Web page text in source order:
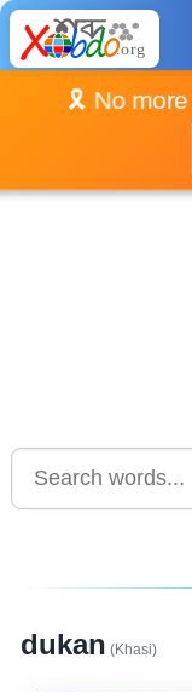
🎗️ No
dukan (Khasi)